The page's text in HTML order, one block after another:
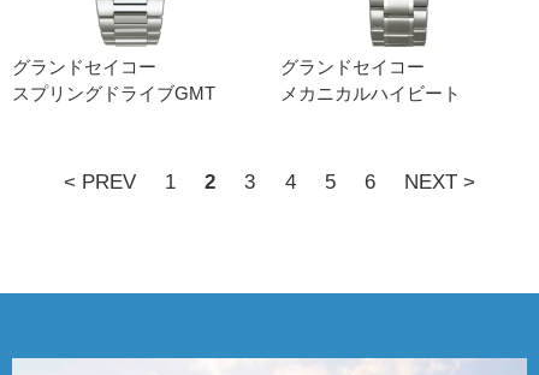
グランドセイコー
スプリングドライブGMT
グランドセイコー
メカニカルハイビート
< PREV 1 2 3 4 5 6 NEXT >